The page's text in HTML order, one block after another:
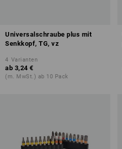
Universalschraube plus mit
Senkkopf, TG, vz
4 Varianten
ab 3,24 €
(m. MwSt.) ab 10 Pack